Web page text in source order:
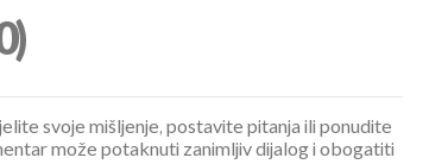
svoje mišljenje, postavite pitanja ili ponudite
može potaknuti zanimljiv dijalog i obogatiti